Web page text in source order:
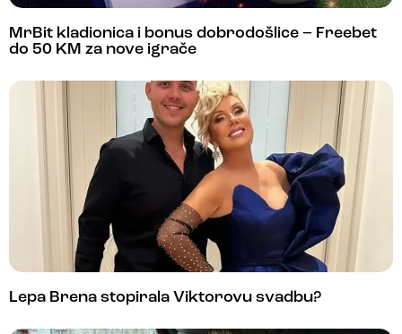
MrBit kladionica i bonus dobrodošlice – Freebet
do 50 KM za nove igrače
Lepa Brena stopirala Viktorovu svadbu?